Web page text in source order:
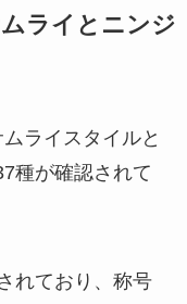
ライとニンジ
ライスタイルと
種が確認されて
れており、称号